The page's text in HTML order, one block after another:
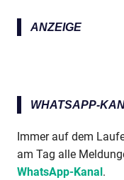
ANZEIGE
WHATSAPP-
Immer auf dem
am Tag alle
WhatsApp-Kanal .